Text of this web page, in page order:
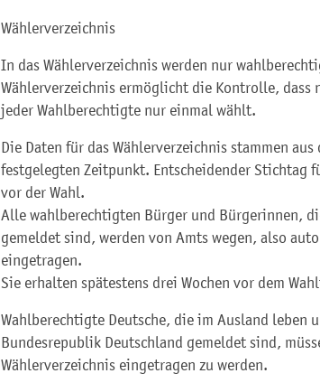
Wählerverzeichnis
In das Wählerverzeichnis werden nur
Wählerverzeichnis ermöglicht die Kontrolle, dass
jeder Wahlberechtigte nur einmal wählt.
Die Daten für das Wählerverzeichnis stammen
festgelegten Zeitpunkt. Entscheidender Stichtag
vor der Wahl.
Alle wahlberechtigten Bürger und Bürgerinnen,
gemeldet sind, werden von Amts wegen, also
eingetragen.
Sie erhalten spätestens drei Wochen vor dem
Wahlberechtigte Deutsche, die im Ausland leben
Bundesrepublik Deutschland gemeldet sind,
Wählerverzeichnis eingetragen zu werden.